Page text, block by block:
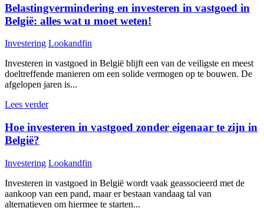
Belastingvermindering en investeren in vastgoed in
België: alles wat u moet weten!
Investering Lookandfin
Investeren in vastgoed in België blijft een van de veiligste en meest
doeltreffende manieren om een solide vermogen op te bouwen. De
afgelopen jaren is...
Lees verder
Hoe investeren in vastgoed zonder eigenaar te zijn in
België?
Investering Lookandfin
Investeren in vastgoed in België wordt vaak geassocieerd met de
aankoop van een pand, maar er bestaan vandaag tal van
alternatieven om hiermee te starten...